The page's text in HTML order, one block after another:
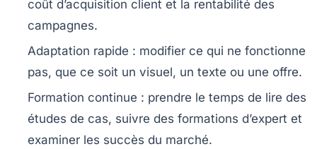
coût d’acquisition client et la rentabilité des
campagnes.
Adaptation rapide : modifier ce qui ne fonctionne
pas, que ce soit un visuel, un texte ou une offre.
Formation continue : prendre le temps de lire des
études de cas, suivre des formations d’expert et
examiner les succès du marché.